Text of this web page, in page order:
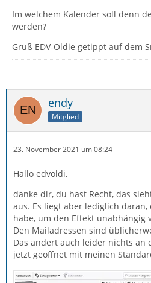
Im welchem Kalender soll denn
werden?
Gruß EDV-Oldie getippt auf dem
endy
Mitglied
23. November 2021 um 08:24
Hallo edvoldi,
danke dir, du hast Recht, das
aus. Es liegt aber lediglich
habe, um den Effekt unabhängig
Den Mailadressen sind
Das ändert auch leider nichts an
jetzt geöffnet mit meinen